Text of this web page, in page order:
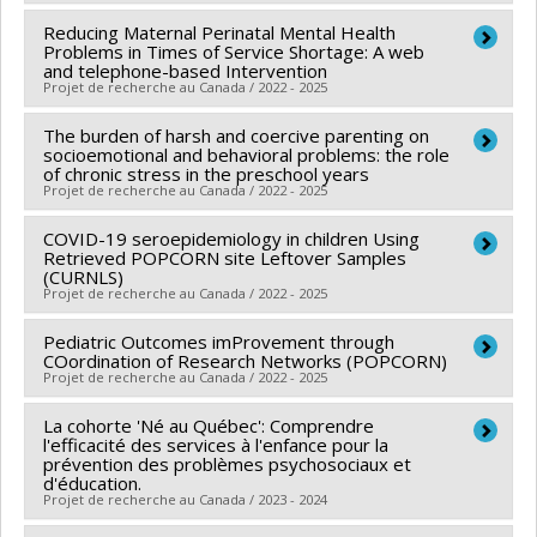
Matte-Landry
Maripier Isabelle
Gabrielle Garon-
Carrier,Victoria Talwar,Rachel Langevin,
Massimiliano Orri,Stéphanie Boutin
Magdalena Zdebik,Youssef Allami,Julien Bureau,
Sabrina Faleschini,Patricia Vohl,Vincent Bégin,
Remy
Mbanga, Michel Boivin
Sources de financement :FRQSC/Fonds de recherche
du Québec - Société et culture (FQRSC)
Programmes de subvention :PV129894-(RG)
Programme Regroupements stratégiques
Sources de financement :CRSH/Conseil de recherches
en sciences humaines du Canada
Programmes de subvention :PVXXXXXX-Subvention
Chercheur principal : Marie-Claude Geoffroy
Co-chercheurs : Richard Ernest Tremblay,Sylvana
Côté,Isabelle Daigneault ,Isabelle Ouellet-Morin
Sources de financement :
IRSC/Instituts de recherche
en santé du Canada
Programmes de subvention :PVXXXXXX-(PJT)
Subvention Projet
Reducing Maternal Perinatal Mental Health
Problems in Times of Service Shortage: A web
and telephone-based Intervention
Projet de recherche au Canada / 2022 - 2025
Chercheur principal : Sylvana Côté
Co-chercheurs : Anick Bérard,Richard Ernest
Tremblay,Benoît Mâsse,Isabelle Boucoiran
Catherine Herba , Tuong Vi Nguyen
Catherine
Haeck,Tina Montreuil,Kieran John O'Donnell,
Cindy-
Lee Elizabeth Dennis
Sources de financement :IRSC/Instituts de recherche
en santé du Canada
Programmes de subvention :PVXXXXXX-Subvention
de fonctionnement (COVID-19)
The burden of harsh and coercive parenting on
socioemotional and behavioral problems: the role
of chronic stress in the preschool years
Projet de recherche au Canada / 2022 - 2025
Sources de financement :IRSC/Instituts de recherche
en santé du Canada
Programmes de subvention :PVXXXXXX-(PJT)
Subvention Projet
COVID-19 seroepidemiology in children Using
Retrieved POPCORN site Leftover Samples
(CURNLS)
Projet de recherche au Canada / 2022 - 2025
Chercheur principal : Caroline Quach-Thanh
Co-chercheurs : Sylvana Côté,Fatima Kakkar,Kate
Zinszer,Olivier Drouin,Soren Gantt,Malla Bhatt,
Arnaud Gagneur, Marc Andre Langlois,Isabel Fortier,
Patricia Scolari Fontela,Anne-Claude Gingras
Papenburg,Marc-André Dugas,Peter Szatmari
Ananya Banerjee,Evelyn Constantin
Pediatric Outcomes imProvement through
COordination of Research Networks (POPCORN)
Projet de recherche au Canada / 2022 - 2025
Chercheur principal : Caroline Quach-Thanh
Co-chercheurs : Sylvana Côté,Jocelyn Gravel
Guillaume Emeriaud
Gaucher,Kate Zinszer,Olivier Drouin,Geneviève Du
La cohorte 'Né au Québec': Comprendre
l'efficacité des services à l'enfance pour la
prévention des problèmes psychosociaux et
d'éducation.
Projet de recherche au Canada / 2023 - 2024